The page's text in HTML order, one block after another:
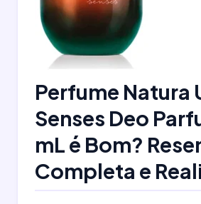
Perfume Natura
Senses Deo
mL é Bom?
Completa e